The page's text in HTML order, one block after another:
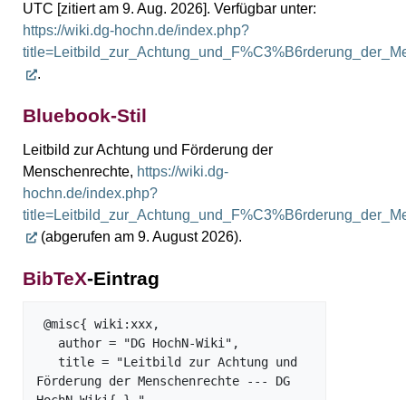
UTC [zitiert am 9. Aug. 2026]. Verfügbar unter:
https://wiki.dg-hochn.de/index.php?
.
Bluebook-Stil
Leitbild zur Achtung und Förderung der
Menschenrechte, https://wiki.dg-
hochn.de/index.php?
(abgerufen am 9. August 2026).
BibTeX-Eintrag
Förderung der Menschenrechte --- DG